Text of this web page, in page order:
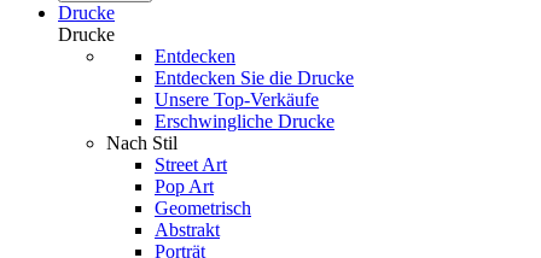
Drucke
Drucke
Entdecken
Entdecken Sie die Drucke
Unsere Top-Verkäufe
Erschwingliche Drucke
Nach Stil
Street Art
Pop Art
Geometrisch
Abstrakt
Porträt